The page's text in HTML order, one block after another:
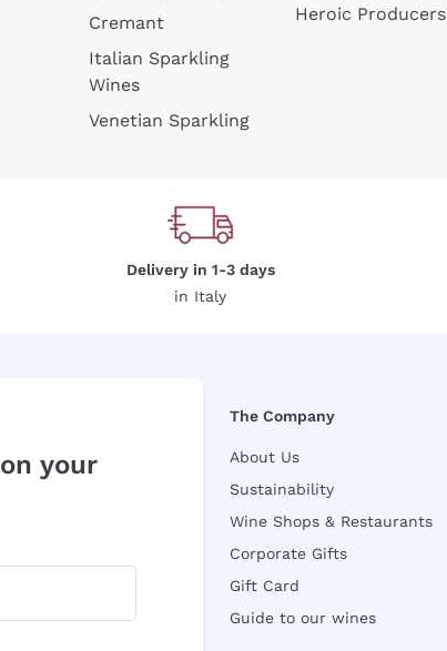
Cremant
Italian Sparkling
Wines
Venetian Sparkling
Heroic Producers
Delivery in 1-3 days
in Italy
on your
The Company
About Us
Sustainability
Wine Shops & Restaurants
Corporate Gifts
Gift Card
Guide to our wines